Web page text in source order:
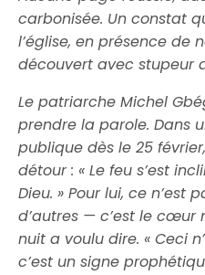
carbonisée. Un constat
l’église, en présence de
découvert avec stupeur
Le patriarche Michel
prendre la parole. Dans
publique dès le 25
détour : « Le feu s’est
Dieu. » Pour lui, ce n’est
d’autres — c’est le
nuit a voulu dire. « Ceci
c’est un signe